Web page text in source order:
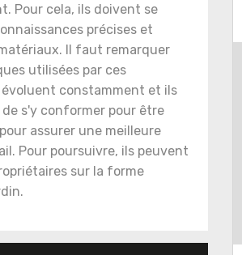
Pour cela, ils doivent se
précises et
Il faut remarquer
utilisées par ces
constamment et ils
s'y conformer pour être
assurer une meilleure
Pour poursuivre, ils peuvent
sur la forme